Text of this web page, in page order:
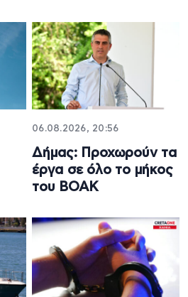
06.08.2026, 20:56
Δήμας: Προχωρούν τα
έργα σε όλο το μήκος
του ΒΟΑΚ